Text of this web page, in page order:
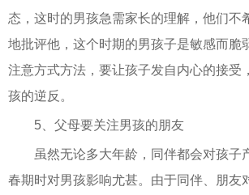
态，这时的男孩急需家长的理解，他们不
地批评他，这个时期的男孩子是敏感而脆
注意方式方法，要让孩子发自内心的接受
孩的逆反。
5、父母要关注男孩的朋友
虽然无论多大年龄，同伴都会对孩子
春期时对男孩影响尤甚。由于同伴、朋友